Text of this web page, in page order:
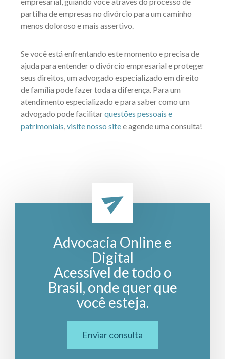
partilha de empresas no divórcio para um caminho
menos doloroso e mais assertivo.
Se você está enfrentando este momento e precisa de
ajuda para entender o divórcio empresarial e proteger
seus direitos, um advogado especializado em direito
de família pode fazer toda a diferença. Para um
atendimento especializado e para saber como um
advogado pode facilitarquestões pessoais e
patrimoniais visite nosso sitee agende uma consulta!
Advocacia Online e
Digital
Acessível de todo o
Brasil, onde quer que
você esteja.
Enviar consulta